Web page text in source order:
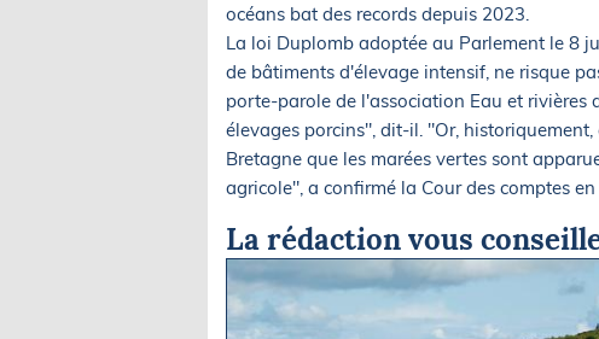
océans bat des records depuis 2023.
La loi Duplomb adoptée au Parlement le 8
de bâtiments d'élevage intensif, ne risque
porte-parole de l'association Eau et rivières
élevages porcins", dit-il. "Or,
Bretagne que les marées vertes sont
agricole", a confirmé la Cour des comptes en
La rédaction vous